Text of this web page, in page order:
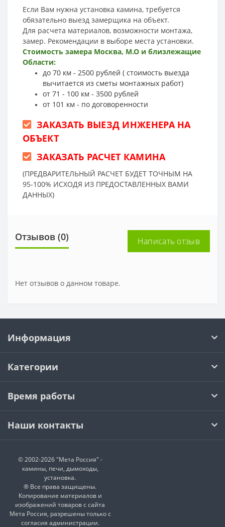
Если Вам нужна установка камина, требуется
обязательно выезд замерщика на объект.
Для расчета материалов, возможности монтажа,
замер. Рекомендации в выборе места установки.
Стоимость замера Москва, М.О и близлежащие
Области:
до 70 км - 2500 рублей ( стоимость выезда
вычитается из сметы монтажных работ)
от 71 - 100 км - 3500 рублей
от 101 км - по договоренности
ЗАКАЗАТЬ ВЫЕЗД ИНЖЕНЕРА НА
ОБЪЕКТ
ЗАКАЗАТЬ РАСЧЕТ КАМИНА
(ПРЕДВАРИТЕЛЬНЫЙ РАСЧЕТ БУДЕТ ТОЧНЫМ НА
95-100% ИСХОДЯ ИЗ ПРЕДОСТАВЛЕННЫХ ВАМИ
ДАННЫХ)
Отзывов (0) Написать отзыв
Нет отзывов о данном товаре.
Информация
Категории
Время работы
Наши контакты
© 2002-2026 "Мета Россия" -
камины, печи, дымоходы,
установка.
® Все права защищены.
Копирование материалов и
изображений товаров с сайта
Мета Россия, разрешены только с
согласия администрации.